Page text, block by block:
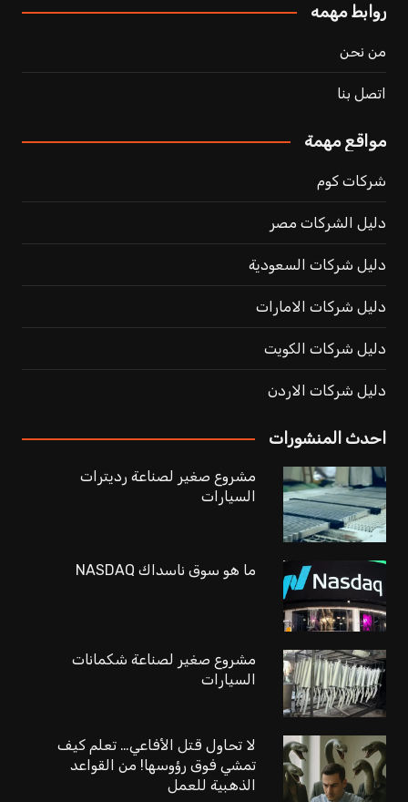
روابط مهمه
من نحن
اتصل بنا
مواقع مهمة
شركات كوم
دليل الشركات مصر
دليل شركات السعودية
دليل شركات الامارات
دليل شركات الكويت
دليل شركات الاردن
احدث المنشورات
مشروع صغير لصناعة رديترات
السيارات
ما هو سوق ناسداك NASDAQ
مشروع صغير لصناعة شكمانات
السيارات
لا تحاول قتل الأفاعي… تعلم كيف
تمشي فوق رؤوسها! من القواعد
الذهبية للعمل